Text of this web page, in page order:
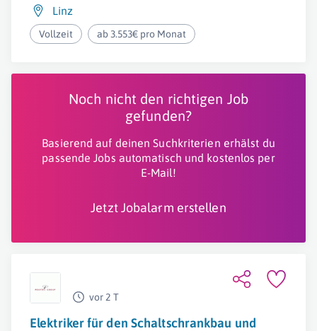
Linz
Vollzeit ab 3.553€ pro Monat
Noch nicht den richtigen Job
gefunden?
Basierend auf deinen Suchkriterien erhälst du
passende Jobs automatisch und kostenlos per
E-Mail!
Jetzt Jobalarm erstellen
vor 2 T
Elektriker für den Schaltschrankbau und